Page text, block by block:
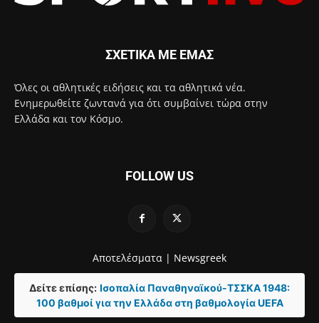
ΣΧΕΤΙΚΑ ΜΕ ΕΜΑΣ
Όλες οι αθλητικές ειδήσεις και τα αθλητικά νέα.
Ενημερωθείτε ζωντανά για ότι συμβαίνει τώρα στην
Ελλάδα και τον Κόσμο.
FOLLOW US
Αποτελέσματα | Newsgreek
Δείτε επίσης: Ισοπαλία Παναθηναϊκού-ΤΣΣΚΑ 1948:
100 βαθμοί για την Ελλάδα στη βαθμολογία UEFA